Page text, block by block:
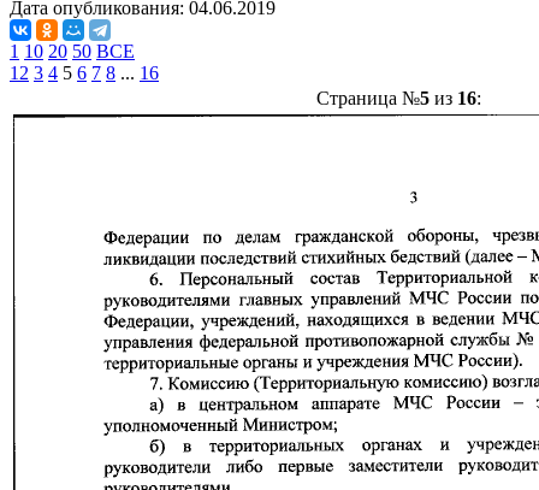
Дата опубликования: 04.06.2019
1 10 20 50 ВСЕ
1 2 3 4 5 6 7 8 ... 16
Страница №5из 16: